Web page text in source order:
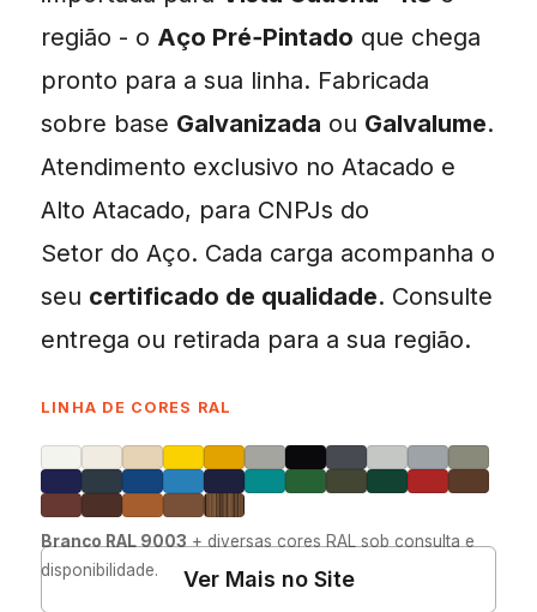
região - o Aço Pré‑Pintado que chega
pronto para a sua linha. Fabricada
sobre base Galvanizada ou Galvalume.
Atendimento exclusivo no Atacado e
Alto Atacado, para CNPJs do
Setor do Aço. Cada carga acompanha o
seu certificado de qualidade. Consulte
entrega ou retirada para a sua região.
LINHA DE CORES RAL
Branco RAL 9003 + diversas cores RAL sob consulta e
disponibilidade.
Ver Mais no Site